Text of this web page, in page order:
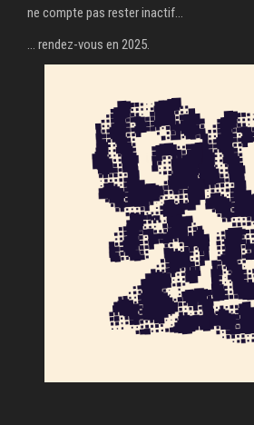
ne compte pas rester inactif…
… rendez-vous en 2025.